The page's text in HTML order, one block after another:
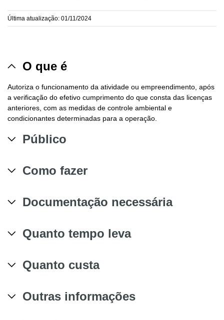
Última atualização: 01/11/2024
O que é
Autoriza o funcionamento da atividade ou empreendimento, após
a verificação do efetivo cumprimento do que consta das licenças
anteriores, com as medidas de controle ambiental e
condicionantes determinadas para a operação.
Público
Como fazer
Documentação necessária
Quanto tempo leva
Quanto custa
Outras informações